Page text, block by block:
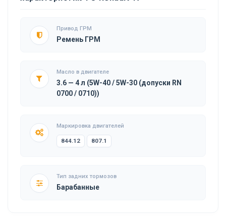
Привод ГРМ
Ремень ГРМ
Масло в двигателе
3.6 — 4 л (5W-40 / 5W-30 (допуски RN
0700 / 0710))
Маркировка двигателей
844.12 807.1
Тип задних тормозов
Барабанные